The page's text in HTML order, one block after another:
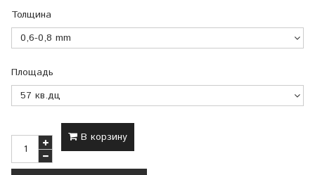
Толщина
Площадь
В корзину